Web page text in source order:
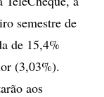
semestre de
de 15,4%
(3,03%).
aos